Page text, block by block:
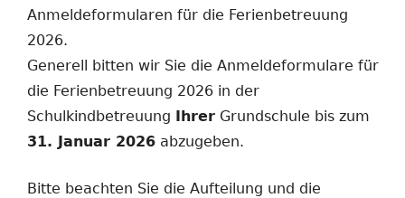
Anmeldeformularen für die Ferienbetreuung
2026.
Generell bitten wir Sie die Anmeldeformulare für
die Ferienbetreuung 2026 in der
Schulkindbetreuung Ihrer Grundschule bis zum
31. Januar 2026 abzugeben.
Bitte beachten Sie die Aufteilung und die